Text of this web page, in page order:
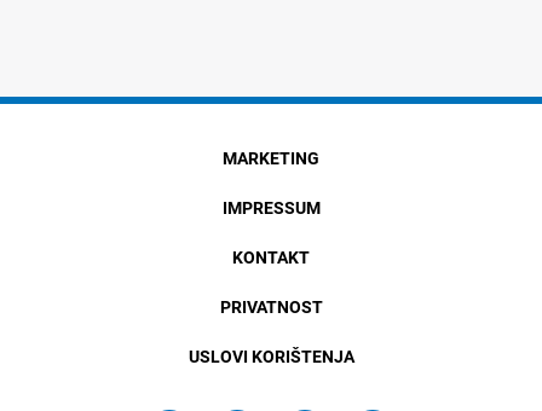
MARKETING
IMPRESSUM
KONTAKT
PRIVATNOST
USLOVI KORIŠTENJA